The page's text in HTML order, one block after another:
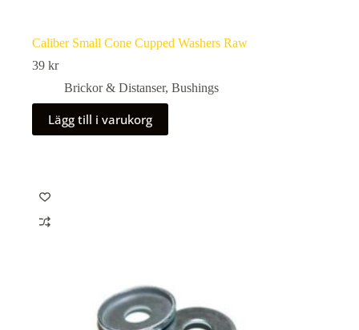
Caliber Small Cone Cupped Washers Raw
39 kr
Brickor & Distanser, Bushings
Lägg till i varukorg